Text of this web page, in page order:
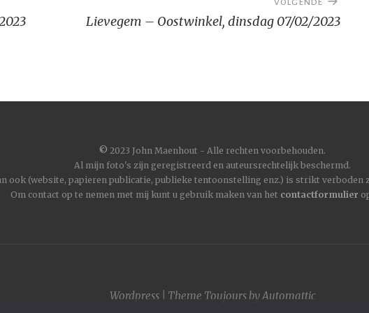
VOLGENDE
Lievegem – Oostwinkel, dinsdag 07/02/2023
© 2023 John Maenhout - Alle rechten voorbehouden.
Al mijn foto's zijn geregistreerd en auteursrechtelijk beschermd.
ook (website, papieren publicatie, publieke tentoonstelling enz.) is strikt
Om contact op te nemen met mij kunt u gebruik maken van het contactformulier
Wordpress| Theme ToujoursbyAutomattic